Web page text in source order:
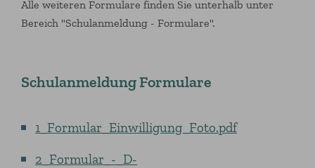
Alle weiteren Formulare finden Sie unterhalb unter
Bereich "Schulanmeldung - Formulare".
Schulanmeldung Formulare
1_Formular_Einwilligung_Foto.pdf
2_Formular_-_D-